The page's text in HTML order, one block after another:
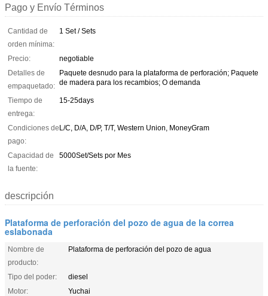
Pago y Envío Términos
Cantidad de
orden mínima:
1 Set / Sets
Precio:
negotiable
Detalles de
empaquetado:
Paquete desnudo para la plataforma de perforación; Paquete
de madera para los recambios; O demanda
Tiempo de
entrega:
15-25days
Condiciones de
pago:
L/C, D/A, D/P, T/T, Western Union, MoneyGram
Capacidad de
la fuente:
5000Set/Sets por Mes
descripción
Plataforma de perforación del pozo de agua de la correa
eslabonada
Nombre de
producto:
Plataforma de perforación del pozo de agua
Tipo del poder:
diesel
Motor:
Yuchai